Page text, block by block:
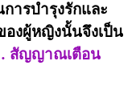
ารบำรุงรักและ
องผู้หญิงนั้นจึงเป็น
สัญญาณเตือน